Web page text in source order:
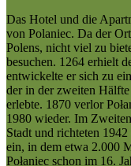
Das Hotel und die
von Polaniec. Da der
Polens, nicht viel zu
besuchen. 1264 erhielt
entwickelte er sich zu
der in der zweiten
erlebte. 1870 verlor
1980 wieder. Im
Stadt und richteten
ein, in dem etwa 2.000
Połaniec schon im 16.